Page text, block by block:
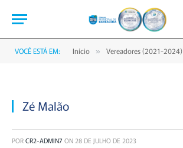
VOCÊ ESTÁ EM: Início » Vereadores (2021-2024)
Zé Malão
PORCR2-ADMIN7 ON 28 DE JULHO DE 2023